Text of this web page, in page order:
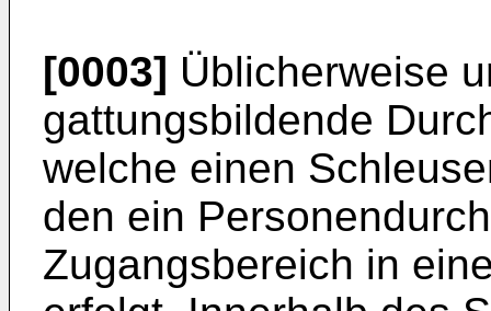
[0003] Üblicherweise
gattungsbildende
welche einen
den ein
Zugangsbereich in